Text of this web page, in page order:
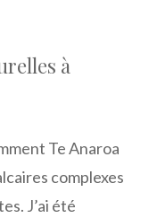
à
Te Anaroa
complexes
J’ai été